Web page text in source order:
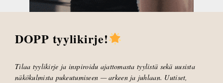
DOPP tyylikirje!
Tilaa tyylikirje ja inspiroidu ajattomasta tyylistä sekä uusista
näkökulmista pukeutumiseen — arkeen ja juhlaan. Uutiset,